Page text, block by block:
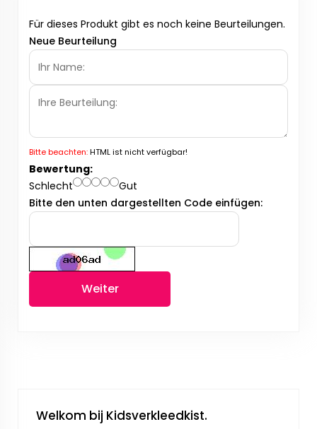
Für dieses Produkt gibt es noch keine Beurteilungen.
Neue Beurteilung
Bitte beachten:HTML ist nicht verfügbar!
Bewertung:
Schlecht
Gut
Bitte den unten dargestellten Code einfügen:
Weiter
Welkom bij Kidsverkleedkist.